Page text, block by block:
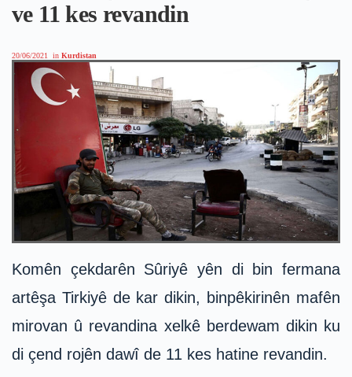
ve 11 kes revandin
20/06/2021 in Kurdistan
Komên çekdarên Sûriyê yên di bin fermana
artêşa Tirkiyê de kar dikin, binpêkirinên mafên
mirovan û revandina xelkê berdewam dikin ku
di çend rojên dawî de 11 kes hatine revandin.